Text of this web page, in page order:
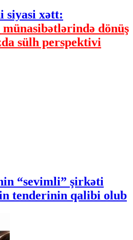
siyasi xətt:
dönüş
sülh perspektivi
“sevimli” şirkəti
tenderinin qalibi olub